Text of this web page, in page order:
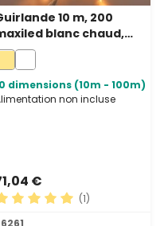
10 m, 200
blanc chaud,
blanc,
IP67
dimensions (10m - 100m)
non incluse
€
moyenne de 5 sur 5
(1)